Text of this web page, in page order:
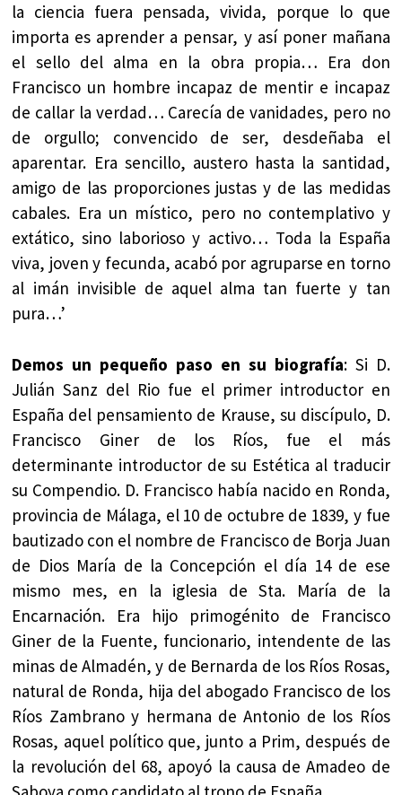
la ciencia fuera pensada, vivida, porque lo que
importa es aprender a pensar, y así poner mañana
el sello del alma en la obra propia… Era don
Francisco un hombre incapaz de mentir e incapaz
de callar la verdad… Carecía de vanidades, pero no
de orgullo; convencido de ser, desdeñaba el
aparentar. Era sencillo, austero hasta la santidad,
amigo de las proporciones justas y de las medidas
cabales. Era un místico, pero no contemplativo y
extático, sino laborioso y activo… Toda la España
viva, joven y fecunda, acabó por agruparse en torno
al imán invisible de aquel alma tan fuerte y tan
pura…’
Demos un pequeño paso en su biografía: Si D.
Julián Sanz del Rio fue el primer introductor en
España del pensamiento de Krause, su discípulo, D.
Francisco Giner de los Ríos, fue el más
determinante introductor de su Estética al traducir
su Compendio. D. Francisco había nacido en Ronda,
provincia de Málaga, el 10 de octubre de 1839, y fue
bautizado con el nombre de Francisco de Borja Juan
de Dios María de la Concepción el día 14 de ese
mismo mes, en la iglesia de Sta. María de la
Encarnación. Era hijo primogénito de Francisco
Giner de la Fuente, funcionario, intendente de las
minas de Almadén, y de Bernarda de los Ríos Rosas,
natural de Ronda, hija del abogado Francisco de los
Ríos Zambrano y hermana de Antonio de los Ríos
Rosas, aquel político que, junto a Prim, después de
la revolución del 68, apoyó la causa de Amadeo de